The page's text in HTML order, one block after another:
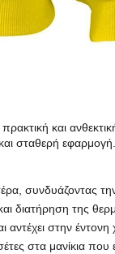
και
σταθερή εφαρμογή.
συνδυάζοντας
διατήρηση της
στην έντονη
στα μανίκια